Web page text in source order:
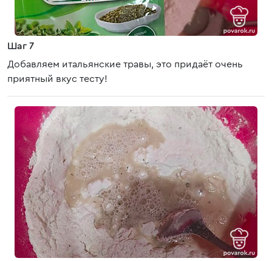
Шаг 7
Добавляем итальянские травы, это придаёт очень
приятный вкус тесту!